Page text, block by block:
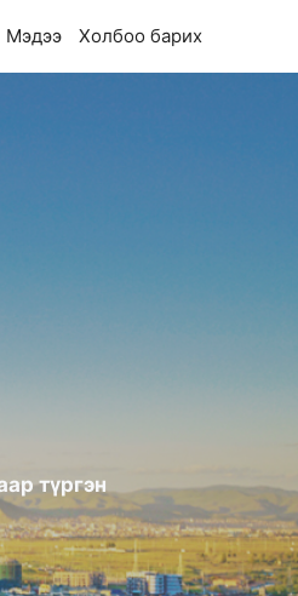
Мэдээ Холбоо барих
түргэн